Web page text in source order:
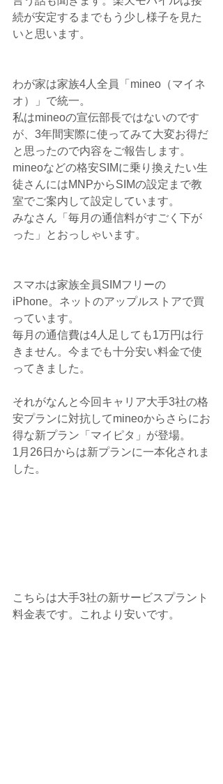
続が安定するまでもう少し様子を見た
いと思います。
わが家は家族4人全員「mineo（マイネ
オ）」で統一。
私はmineoの宣伝部長ではないのです
が、3年間実際に使ってみて大変お得だ
と思ったので内容をご報告します。
mineoなどの格安SIMに乗り換えたい生
徒さんにはMNPからSIMの設定まで教
室でご案内して設定しています。
みなさん「毎月の通信料がすごく下が
った」とおっしゃいます。
スマホは家族全員SIMフリーの
iPhone。ネットのアップルストアで買
っています。
毎月の通信費は4人足しても1万円は行
きません。今までも十分安い料金で使
ってきました。
それがなんと今回キャリア大手3社の格
安プランに対抗してmineoからさらにお
得な新プラン「マイピタ」が登場。
1月26日からは新プランに一本化されま
した。
こちらは大手3社の新サービスプラント
料金表です。これより安いです。